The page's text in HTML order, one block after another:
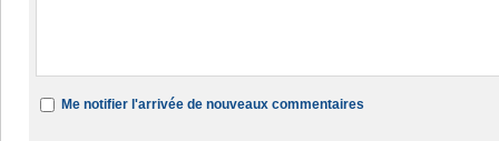
Me notifier l'arrivée de nouveaux commentaires